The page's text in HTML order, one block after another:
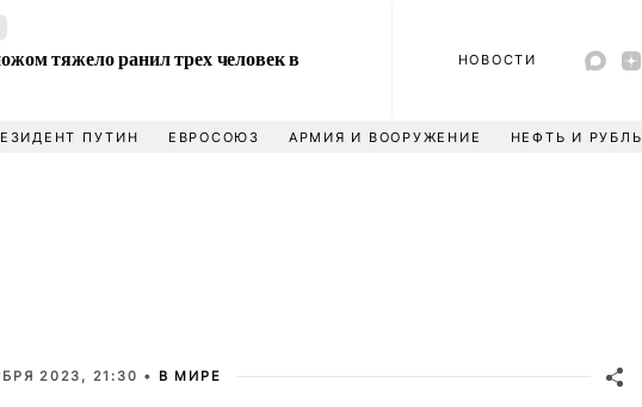
тяжело ранил трех человек в
НОВОСТИ
ПУТИН ЕВРОСОЮЗ АРМИЯ И ВООРУЖЕНИЕ НЕФТЬ И РУБЛЬ
2023, 21:30 • В МИРЕ